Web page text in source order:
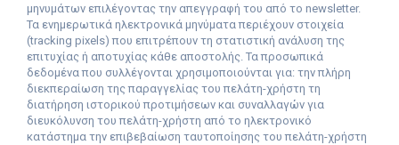
μηνυμάτων επιλέγοντας την απεγγραφή του από το newsletter.
Τα ενημερωτικά ηλεκτρονικά μηνύματα περιέχουν στοιχεία
(tracking pixels) που επιτρέπουν τη στατιστική ανάλυση της
επιτυχίας ή αποτυχίας κάθε αποστολής. Τα προσωπικά
δεδομένα που συλλέγονται χρησιμοποιούνται για: την πλήρη
διεκπεραίωση της παραγγελίας του πελάτη-χρήστη τη
διατήρηση ιστορικού προτιμήσεων και συναλλαγών για
διευκόλυνση του πελάτη-χρήστη από το ηλεκτρονικό
κατάστημα την επιβεβαίωση ταυτοποίησης του πελάτη-χρήστη